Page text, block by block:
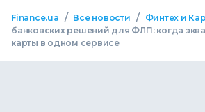
Finance.ua / Все новости / Финтех и
банковских решений для ФЛП: когда
карты в одном сервисе